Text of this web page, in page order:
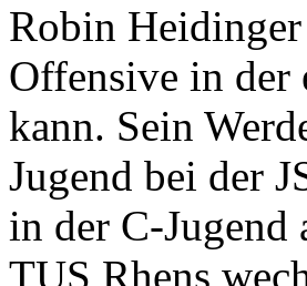
Robin
Offensive in der
kann. Sein
Jugend bei der
in der C-Jugend
TUS Rhens